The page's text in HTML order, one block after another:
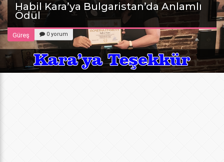
Habil Kara’ya Bulgaristan’da Anlamlı
Ödül
Güreş 0 yorum